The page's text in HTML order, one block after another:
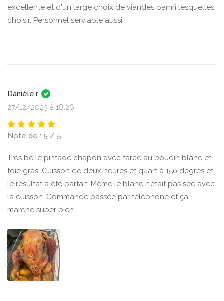
excellente et d'un large choix de viandes parmi lesquelles
choisir. Personnel serviable aussi.
Danièle.r
27/12/2023 à 18:26
Note de : 5 / 5
Très belle pintade chapon avec farce au boudin blanc et
foie gras. Cuisson de deux heures et quart à 150 degrés et
le résultat a été parfait. Même le blanc n’était pas sec avec
la cuisson. Commande passée par téléphone et ça
marche super bien.